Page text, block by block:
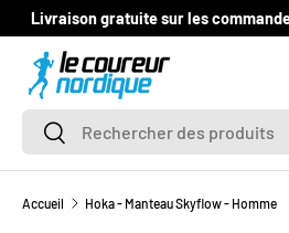
ALLER AU CONTENU
Livraison gratuite sur
Recherche
Rechercher
Accueil Hoka - Manteau Skyflow - Homme